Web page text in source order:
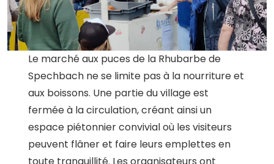
Le marché aux puces de la Rhubarbe de
Spechbach ne se limite pas à la nourriture et
aux boissons. Une partie du village est
fermée à la circulation, créant ainsi un
espace piétonnier convivial où les visiteurs
peuvent flâner et faire leurs emplettes en
toute tranquillité. Les organisateurs ont